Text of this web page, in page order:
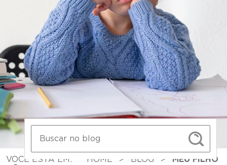
VOCÊ ESTÁ EM: HOME > BLOG >
MEU FILHO